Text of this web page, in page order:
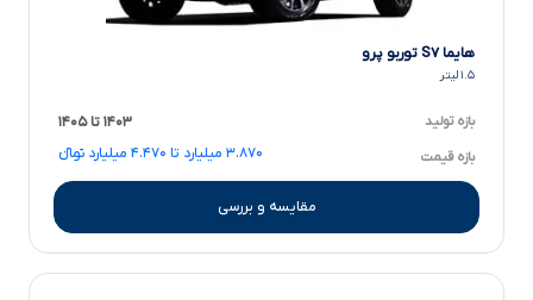
هایما S۷ توربو پرو
۱.۵ لیتر
بازه تولید ۱۴۰۳ تا ۱۴۰۵
بازه قیمت ۳.۸۷۰ میلیارد تا ۴.۴۷۰ میلیارد تومانءءء
مقایسه و بررسی